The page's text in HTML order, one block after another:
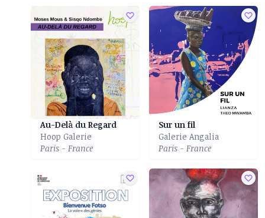
Au-Delà du Regard
Hoop Galerie
Paris - France
Sur un fil
Galerie Angalia
Paris - France